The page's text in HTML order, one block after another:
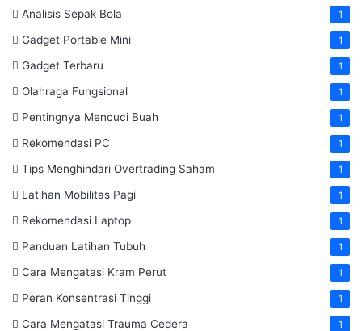
Analisis Sepak Bola 1
Gadget Portable Mini 1
Gadget Terbaru 1
Olahraga Fungsional 1
Pentingnya Mencuci Buah 1
Rekomendasi PC 1
Tips Menghindari Overtrading Saham 1
Latihan Mobilitas Pagi 1
Rekomendasi Laptop 1
Panduan Latihan Tubuh 1
Cara Mengatasi Kram Perut 1
Peran Konsentrasi Tinggi 1
Cara Mengatasi Trauma Cedera 1